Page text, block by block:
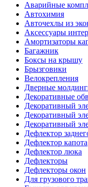
Аварийные
Автохимия
Авточехлы из
Аксессуары
Амортизаторы
Багажник
Боксы на крышу
Брызговики
Велокрепления
Дверные
Декоративные
Декоративный
Декоративный
Декоративный
Дефлектор
Дефлектор капота
Дефлектор люка
Дефлекторы
Дефлекторы окон
Для грузового